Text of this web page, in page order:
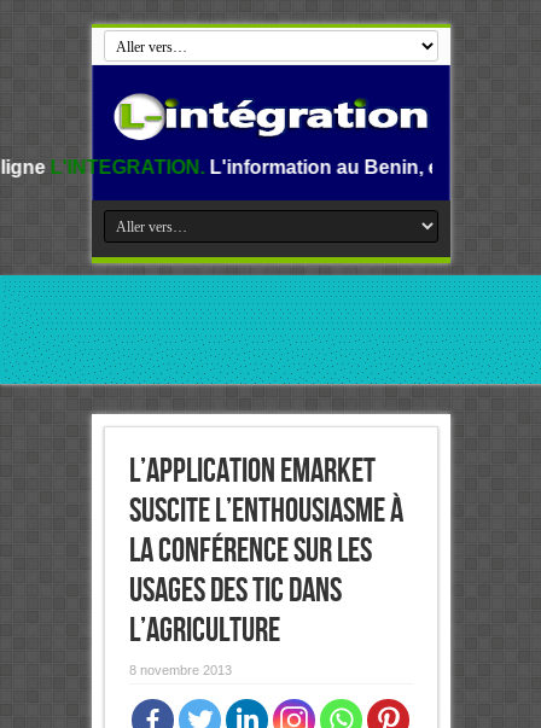
L'information au Benin, en Afrique et dans le
L’application eMarket
suscite l’enthousiasme à
la conférence sur les
usages des TIC dans
l’agriculture
8 novembre 2013